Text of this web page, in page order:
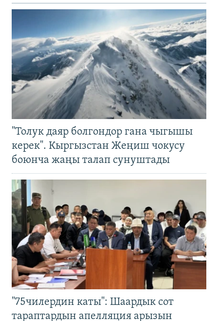
"Толук даяр болгондор гана чыгышы
керек". Кыргызстан Жеңиш чокусу
боюнча жаңы талап сунуштады
"75чилердин каты": Шаардык сот
тараптардын апелляция арызын